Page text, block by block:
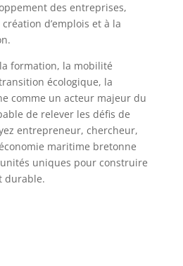
des entreprises,
d’emplois et à la
formation, la mobilité
écologique, la
comme un acteur majeur du
de relever les défis de
entrepreneur, chercheur,
maritime bretonne
uniques pour construire
durable.